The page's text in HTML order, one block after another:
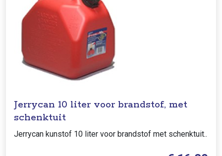
Jerrycan 10 liter voor brandstof, met
schenktuit
Jerrycan kunstof 10 liter voor brandstof met schenktuit..